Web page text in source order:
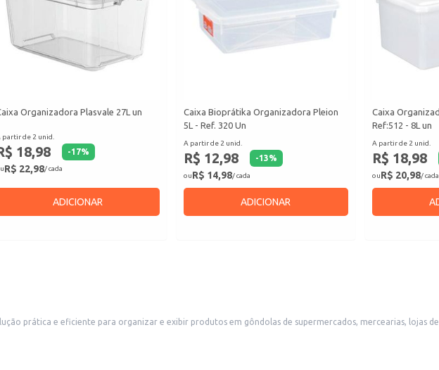
Organizadora Plasvale 27L un
partir de 2 unid.
18,98 -17%
R$ 22,98/ cada
ADICIONAR
Caixa Bioprátika Organizadora Pleion
5L - Ref. 320 Un
A partir de 2 unid.
R$ 12,98 -13%
ouR$ 14,98/ cada
ADICIONAR
Caixa
Ref:512 - 8L un
A partir de 2 unid.
R$ 18,98
ouR$ 20,98/ cada
prática e eficiente para organizar e exibir produtos em gôndolas de supermercados, mercearias, lojas